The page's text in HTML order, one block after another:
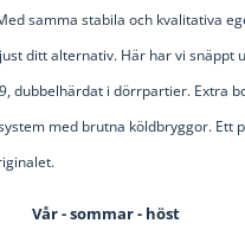
samma stabila och kvalitativa
ditt alternativ. Här har vi snäppt
dubbelhärdat i dörrpartier. Extra
med brutna köldbryggor. Ett
Vår - sommar - höst